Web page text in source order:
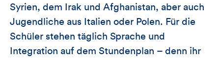
Syrien, dem Irak und Afghanistan, aber auch
Jugendliche aus Italien oder Polen. Für die
Schüler stehen täglich Sprache und
Integration auf dem Stundenplan – denn ihr